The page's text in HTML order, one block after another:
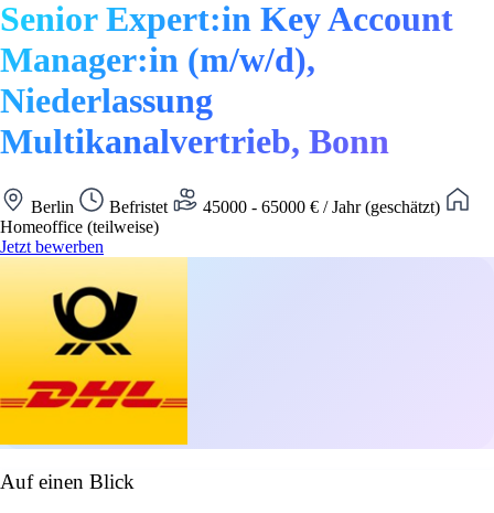
Senior Expert:in Key Account
Manager:in (m/w/d),
Niederlassung
Multikanalvertrieb, Bonn
Berlin Befristet
45000 - 65000 € / Jahr (geschätzt)
Homeoffice (teilweise)
Jetzt bewerben
Auf einen Blick